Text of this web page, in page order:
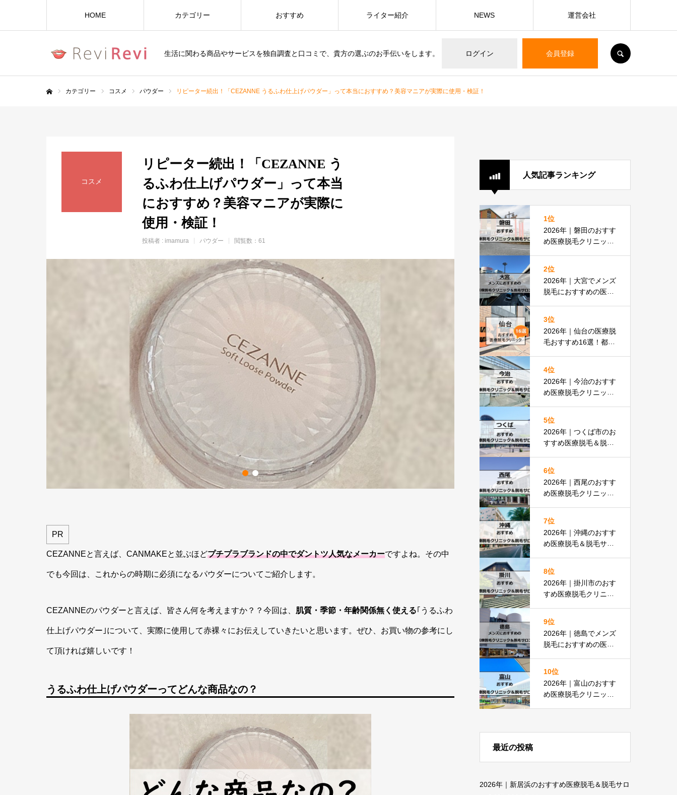
生活に関わる商品やサービスを独自調査と口コミで、貴方の選ぶのお手伝いをします。 ログイン 会員登録
HOME カテゴリー おすすめ ライター紹介 NEWS 運営会社
カテゴリー コスメ パウダー リピーター続出！「CEZANNE うるふわ仕上げパウダー」って本当におすすめ？美容マニアが実際に使用・検証！
コスメ
リピーター続出！「CEZANNE う
るふわ仕上げパウダー」って本当
におすすめ？美容マニアが実際に
使用・検証！
投稿者 : imamura パウダー 閲覧数：61
PR
CEZANNEと言えば、CANMAKEと並ぶほどプチプラブランドの中でダントツ人気なメーカーですよね。その中
でも今回は、これからの時期に必須になるパウダーについてご紹介します。
CEZANNEのパウダーと言えば、皆さん何を考えますか？？今回は、 肌質・季節・年齢関係無く使える｢うるふわ
仕上げパウダー｣について、実際に使用して赤裸々にお伝えしていきたいと思います。ぜひ、お買い物の参考にし
て頂ければ嬉しいです！
うるふわ仕上げパウダーってどんな商品なの？
人気記事ランキング
1位
2026年｜磐田のおすす
め医療脱毛クリニック
2位
2026年｜大宮でメンズ
脱毛におすすめの医療
3位
2026年｜仙台の医療脱
毛おすすめ16選！都度
4位
2026年｜今治のおすす
め医療脱毛クリニック
5位
2026年｜つくば市のお
すすめ医療脱毛＆脱毛
6位
2026年｜西尾のおすす
め医療脱毛クリニック
7位
2026年｜沖縄のおすす
め医療脱毛＆脱毛サロ
8位
2026年｜掛川市のおす
すめ医療脱毛クリニッ
9位
2026年｜徳島でメンズ
脱毛におすすめの医療
10位
2026年｜富山のおすす
め医療脱毛クリニック
最近の投稿
2026年｜新居浜のおすすめ医療脱毛＆脱毛サロ